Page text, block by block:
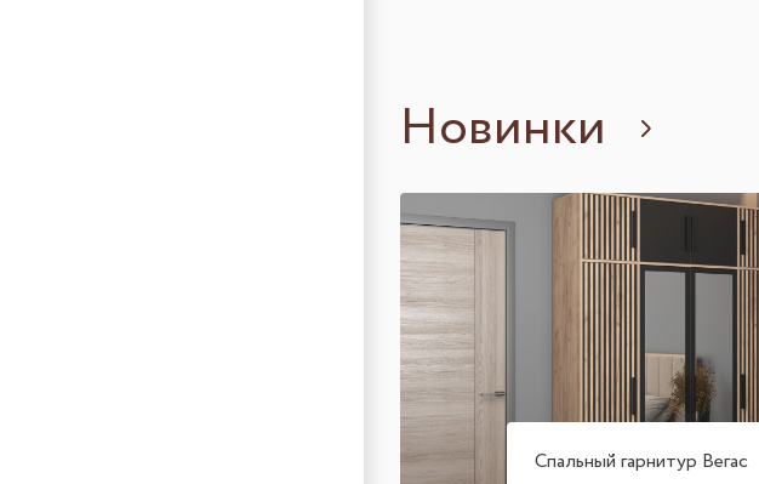
Новинки
Спальный гарнитур Вегас